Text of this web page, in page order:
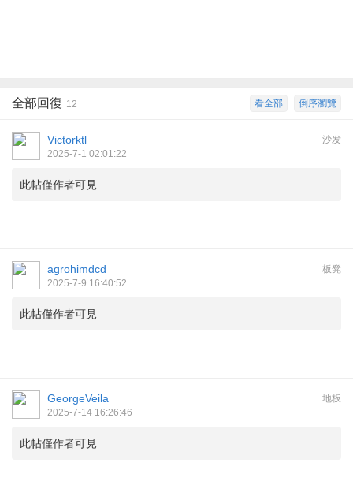
倒序瀏覽
看全部
全部回復 12
沙发
Victorktl
2025-7-1 02:01:22
此帖僅作者可見
板凳
agrohimdcd
2025-7-9 16:40:52
此帖僅作者可見
地板
GeorgeVeila
2025-7-14 16:26:46
此帖僅作者可見